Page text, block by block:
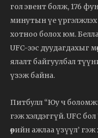
гол эвент болж, 176
минутын үе үргэлжлэх
хотноо болох юм.
UFC-ээс дуудагдахыг
ялалт байгуулбал
үзэж байна.
Питбулл “Юу ч
гэж хэлдэггүй. UFC бол
өөрийн ажлаа үзүүл’